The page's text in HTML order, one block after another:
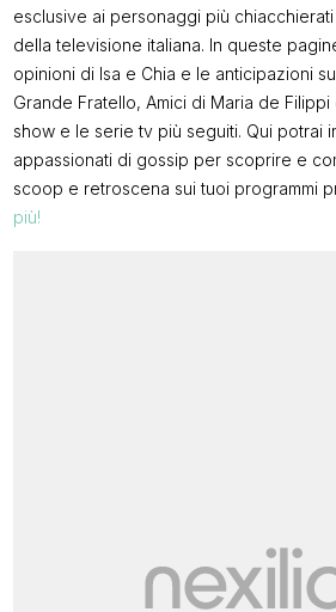
esclusive ai personaggi più
della televisione italiana. In queste
opinioni di Isa e Chia e le anticipazioni
Grande Fratello, Amici di Maria de
show e le serie tv più seguiti. Qui potrai
appassionati di gossip per scoprire e
scoop e retroscena sui tuoi programmi
più!